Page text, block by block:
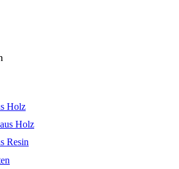
Holz
Holz
Resin